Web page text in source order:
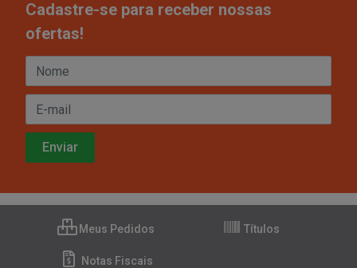
Cadastre-se para receber nossas
ofertas!
Meus Pedidos Títulos
Notas Fiscais